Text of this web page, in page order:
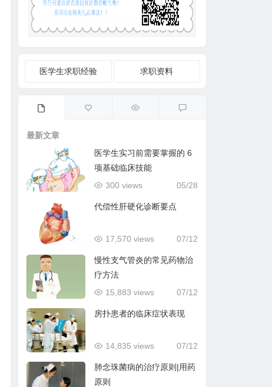
医学生求职经验 求职资料
最新文章
医学生实习前需要掌握的 6
项基础临床技能
05/28
300 views
代偿性肝硬化诊断要点
07/12
17,570 views
慢性支气管炎的常见药物治
疗方法
07/12
15,883 views
房扑患者的临床症状表现
07/12
14,835 views
肺念珠菌病的治疗原则|用药
原则